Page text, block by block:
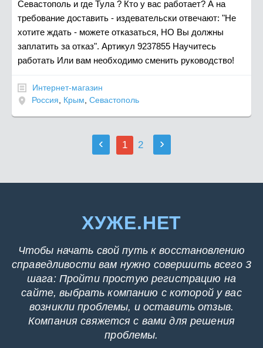
Севастополь и где Тула ? Кто у вас работает? А на
требование доставить - издевательски отвечают: "Не
хотите ждать - можете отказаться, НО Вы должны
заплатить за отказ". Артикул 9237855 Научитесь
работать Или вам необходимо сменить руководство!
Интернет-магазин
Россия, Крым, Севастополь
‹ 1 2 ›
ХУЖЕ.НЕТ
Чтобы начать свой путь к восстановлению
справедливости вам нужно совершить всего 3
шага: Пройти простую регистрацию на
сайте, выбрать компанию с которой у вас
возникли проблемы, и оставить отзыв.
Компания свяжется с вами для решения
проблемы.